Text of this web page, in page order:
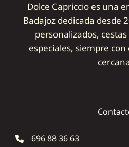
Dolce Capriccio es una
Badajoz dedicada desde
personalizados,
especiales, siempre
696 88 36 63